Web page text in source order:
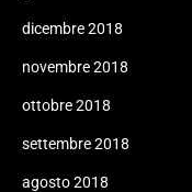
dicembre 2018
novembre 2018
ottobre 2018
settembre 2018
agosto 2018